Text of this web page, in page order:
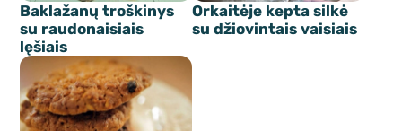
Baklažanų troškinys
su raudonaisiais
lęšiais
Orkaitėje kepta silkė
su džiovintais vaisiais